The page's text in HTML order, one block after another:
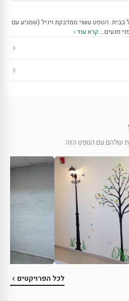
הטפט עשוי ממדבקת ויניל (שמגיע עם
פגעים… קרא עוד ›
שלהם עם הטפט הזה
לכל הפרויקטים